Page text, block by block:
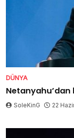
DÜNYA
Netanyahu’dan
SoleKinG 22